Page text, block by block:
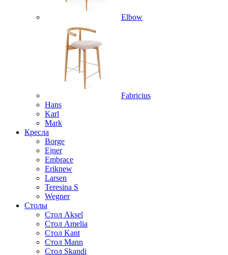
Elbow
Fabricius
Hans
Karl
Mark
Кресла
Borge
Ejner
Embrace
Eriknew
Larsen
Teresina S
Wegner
Столы
Стол Aksel
Стол Amelia
Стол Kant
Стол Mann
Стол Skandi